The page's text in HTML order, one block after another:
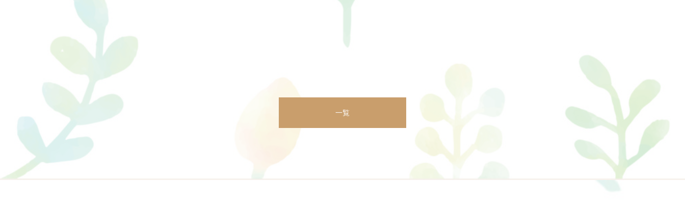
ダイエットサロンチラシ
フラワーアレンジメントサービス
チラシ
訪問介護サービスチラシ
一覧